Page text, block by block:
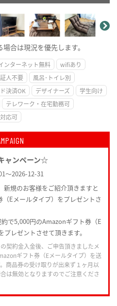
合は現況を優先します。
ンターネット無料
wifiあり
人不要
風呂･トイレ別
決済OK デザイナーズ
学生向け
テレワーク・在宅勤務可
応可
ャンペーン☆
～2026-12-31
新規のお客様をご紹介頂きますと
Eメールタイプ）をプレゼントさ
で5,000円のAmazonギフト券（E
プレゼントさせて頂きます。
契約金入金後、ご申告頂きましたメ
ギフト券（Eメールタイプ）を送
商品券の受け取りが出来ず１ヶ月以
は無効となりますのでご注意くださ